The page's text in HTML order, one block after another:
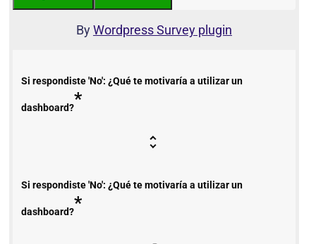
ByWordpress Survey plugin
Si respondiste 'No': ¿Qué te motivaría a utilizar un
dashboard?*
Si respondiste 'No': ¿Qué te motivaría a utilizar un
dashboard?*